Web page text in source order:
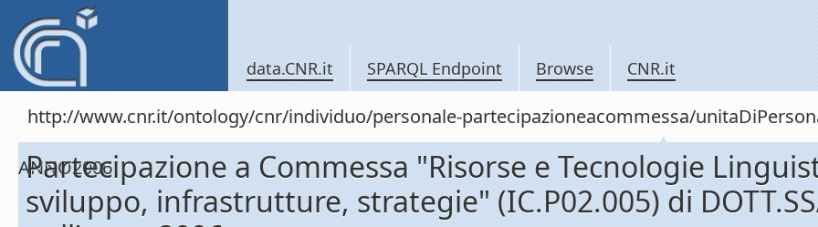
data.CNR.it SPARQL Endpoint Browse CNR.it
http://www.cnr.it/ontology/cnr/individuo/personale-partecipazioneacommessa/
ANNO2006
Partecipazione a Commessa "Risorse e Tecnologie
sviluppo, infrastrutture, strategie" (IC.P02.005) di